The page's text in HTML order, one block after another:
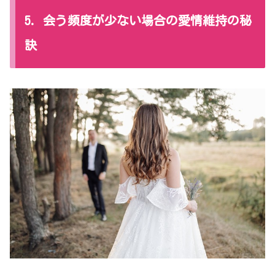
5. 会う頻度が少ない場合の愛情維持の秘
訣